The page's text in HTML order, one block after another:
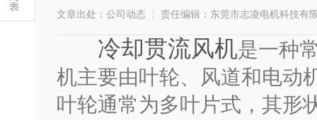
文章出处：公司动态 责任编辑：东莞市志凌电机科技有
冷却贯流风机是一种
机主要由叶轮、风道和电动
叶轮通常为多叶片式，其形